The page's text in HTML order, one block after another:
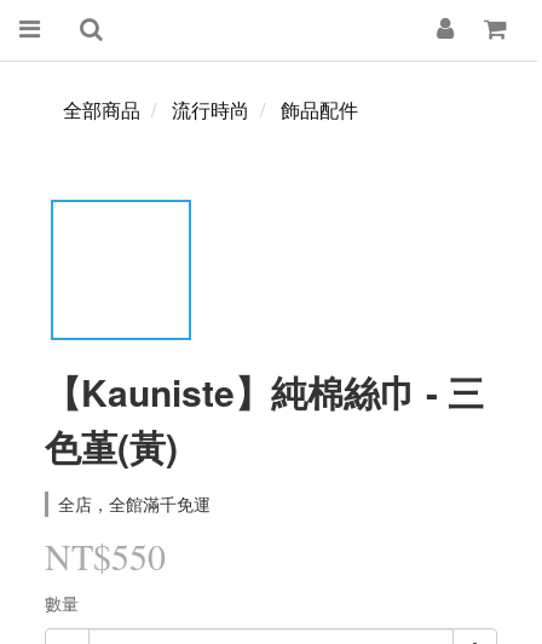
全部商品 流行時尚 飾品配件
【Kauniste】純棉絲巾 - 三
色堇(黃)
全店，全館滿千免運
NT$550
數量